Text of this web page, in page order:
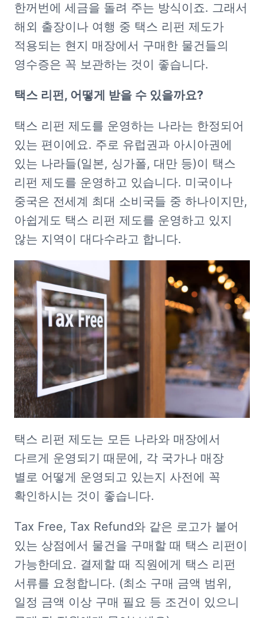
한꺼번에 세금을 돌려 주는 방식이죠. 그래서
해외 출장이나 여행 중 택스 리펀 제도가
적용되는 현지 매장에서 구매한 물건들의
영수증은 꼭 보관하는 것이 좋습니다.
택스 리펀, 어떻게 받을 수 있을까요?
택스 리펀 제도를 운영하는 나라는 한정되어
있는 편이에요. 주로 유럽권과 아시아권에
있는 나라들(일본, 싱가폴, 대만 등)이 택스
리펀 제도를 운영하고 있습니다. 미국이나
중국은 전세계 최대 소비국들 중 하나이지만,
아쉽게도 택스 리펀 제도를 운영하고 있지
않는 지역이 대다수라고 합니다.
택스 리펀 제도는 모든 나라와 매장에서
다르게 운영되기 때문에, 각 국가나 매장
별로 어떻게 운영되고 있는지 사전에 꼭
확인하시는 것이 좋습니다.
Tax Free, Tax Refund와 같은 로고가 붙어
있는 상점에서 물건을 구매할 때 택스 리펀이
가능한데요. 결제할 때 직원에게 택스 리펀
서류를 요청합니다. (최소 구매 금액 범위,
일정 금액 이상 구매 필요 등 조건이 있으니